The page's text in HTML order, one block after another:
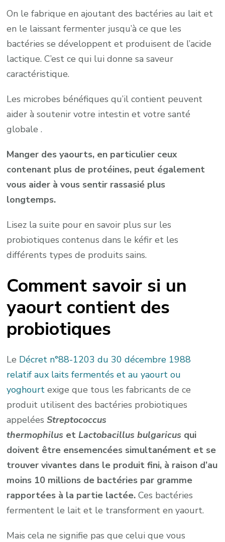
On le fabrique en ajoutant des bactéries au lait et
en le laissant fermenter jusqu’à ce que les
bactéries se développent et produisent de l’acide
lactique. C’est ce qui lui donne sa saveur
caractéristique.
Les microbes bénéfiques qu’il contient peuvent
aider à soutenir votre intestin et votre santé
globale .
Manger des yaourts, en particulier ceux
contenant plus de protéines, peut également
vous aider à vous sentir rassasié plus
longtemps.
Lisez la suite pour en savoir plus sur les
probiotiques contenus dans le kéfir et les
différents types de produits sains.
Comment savoir si un
yaourt contient des
probiotiques
Le Décret n°88-1203 du 30 décembre 1988
relatif aux laits fermentés et au yaourt ou
yoghourt exige que tous les fabricants de ce
produit utilisent des bactéries probiotiques
appeléesStreptococcus
thermophilus etLactobacillus bulgaricus qui
doivent être ensemencées simultanément et se
trouver vivantes dans le produit fini, à raison d’au
moins 10 millions de bactéries par gramme
rapportées à la partie lactée.Ces bactéries
fermentent le lait et le transforment en yaourt.
Mais cela ne signifie pas que celui que vous